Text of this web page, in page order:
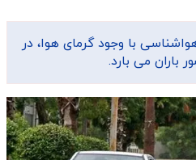
با وجود گرمای هوا، در
باران می بارد.